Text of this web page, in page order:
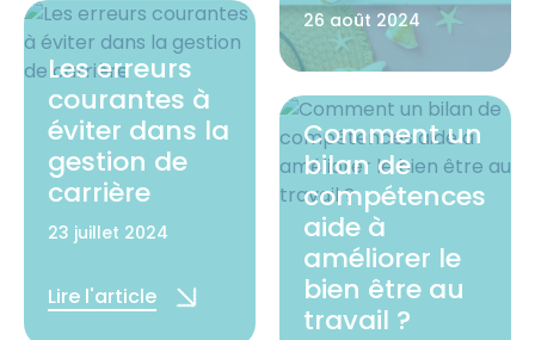
Les erreurs
courantes à
éviter dans la
gestion de
carrière
23 juillet 2024
Lire l'article
26 août 2024
Comment un
bilan de
compétences
aide à
améliorer le
bien être au
travail ?